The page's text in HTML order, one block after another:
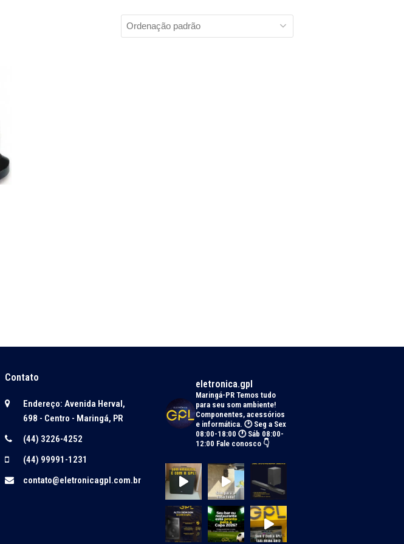
Contato
Endereço: Avenida Herval,
698 - Centro - Maringá, PR
(44) 3226-4252
(44) 99991-1231
contato@eletronicagpl.com.br
eletronica.gpl
Maringá-PRTemos tudo
para seu som ambiente!
Componentes, acessórios
e informática. 🕑 Seg a Sex
08:00-18:00 🕐 Sáb 08:00-
12:00 Fale conosco 👇